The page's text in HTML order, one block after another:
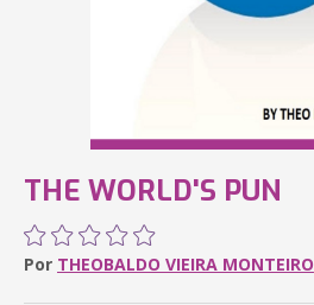
THE WORLD'S PUN
Por THEOBALDO VIEIRA MONTEIRO